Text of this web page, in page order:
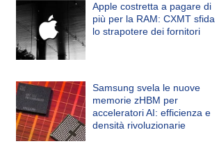
Apple costretta a pagare di
più per la RAM: CXMT sfida
lo strapotere dei fornitori
Samsung svela le nuove
memorie zHBM per
acceleratori AI: efficienza e
densità rivoluzionarie